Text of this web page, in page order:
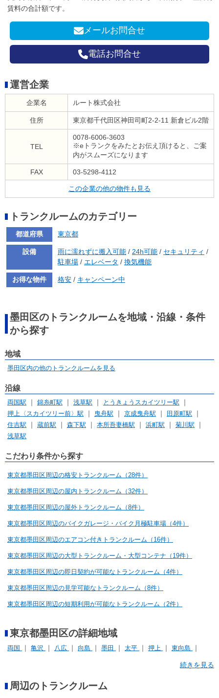
賃料の合計額です。
メールお問合せ
電話お問合せ
運営企業
企業名 ルート株式会社
住所 東京都千代田区神田司町2-2-11 新倉ビル2階
TEL
0078-6006-3603
※eトランクをみたとお伝え頂けると、ご案
内がスムーズになります
FAX 03-5298-4112
この企業の他の物件も見る
トランクルームのカテゴリー
都道府県 東京都
設備 雨に濡れずに搬入可能 / 24h可能 / セキュリティ /
駐車場 / エレベータ / 換気機能
お得な物件 格安 / キャンペーン中
墨田区のトランクルームを地域・沿線・条件
から探す
地域
墨田区内の他のトランクルームを見る
沿線
両国駅 錦糸町駅 浅草駅
とうきょうスカイツリー駅
押上〈スカイツリー前〉駅
曳舟駅 京成曳舟駅
田原町駅
住吉駅
蔵前駅 森下駅 本所吾妻橋駅 浜町駅
菊川駅
浅草駅
こだわり条件から探す
東京都墨田区周辺の格安トランクルーム（28件）
東京都墨田区周辺の屋内トランクルーム（32件）
東京都墨田区周辺の屋外トランクルーム（8件）
東京都墨田区周辺のバイクガレージ・バイク月極駐車場（4件）
東京都墨田区周辺のエアコン付きトランクルーム（16件）
東京都墨田区周辺の大型トランクルーム・大型コンテナ（19件）
東京都墨田区周辺の即日契約が可能なトランクルーム（4件）
東京都墨田区周辺の見学可能なトランクルーム（8件）
東京都墨田区周辺の短期利用が可能なトランクルーム（2件）
東京都墨田区の詳細地域
両国 亀沢 八広 向島 墨田 太平 押上
東向島
緑
続きを見る
周辺のトランクルーム